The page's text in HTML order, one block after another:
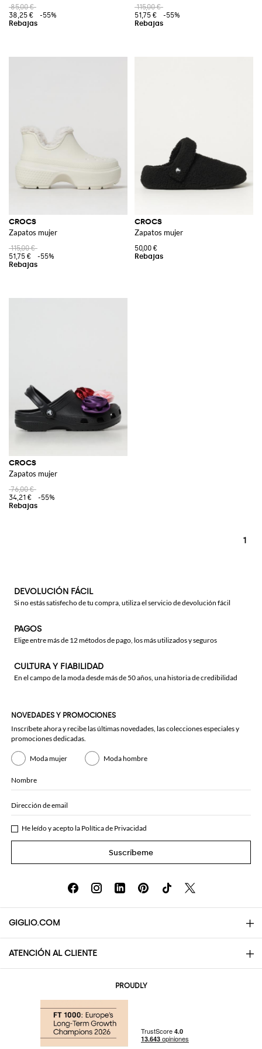
85,00 €
38,25 €
-55%
115,00 €
51,75 €
-55%
CROCS
Zapatos mujer
115,00 €
51,75 €
-55%
CROCS
Zapatos mujer
50,00 €
CROCS
Zapatos mujer
76,00 €
34,21 €
-55%
1
DEVOLUCIÓN FÁCIL
Si no estás satisfecho de tu compra, utiliza el servicio de devolución fácil
PAGOS
Elige entre más de 12 métodos de pago, los más utilizados y seguros
CULTURA Y FIABILIDAD
En el campo de la moda desde más de 50 años, una historia de credibilidad
NOVEDADES Y PROMOCIONES
Inscríbete ahora y recibe las últimas novedades, las colecciones especiales y
promociones dedicadas.
Moda mujer Moda hombre
Nombre
Dirección de email
He leído y acepto la Política de Privacidad
Suscríbeme
GIGLIO.COM
About
Community Store
ATENCIÓN AL CLIENTE
Devolución y Reembolso
PROUDLY